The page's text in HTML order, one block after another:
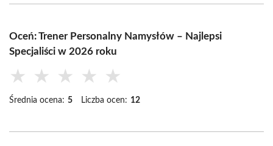
Oceń: Trener Personalny Namysłów – Najlepsi
Specjaliści w 2026 roku
★ ★ ★ ★ ★
Średnia ocena: 5 Liczba ocen: 12